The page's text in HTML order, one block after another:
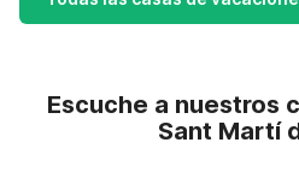
Escuche a nuestros
Sant Martí